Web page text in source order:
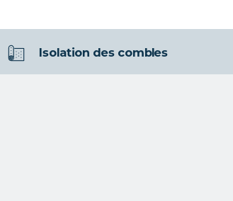
Isolation des combles